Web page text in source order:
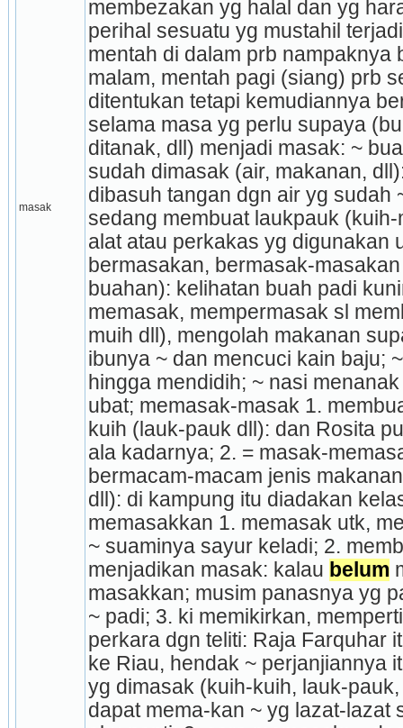
masak
membezakan yg halal dan yg
peri­hal sesuatu yg mustahil
mentah di dalam prb nampaknya
malam, mentah pagi (siang) prb
ditentu­kan tetapi kemudiannya
selama masa yg perlu supaya
ditanak, dll) menjadi masak: ~
sudah dimasak (air, makanan,
dibasuh tangan dgn air yg sudah
sedang membuat lauk­pauk
alat atau perkakas yg digunakan
bermasakan, bermasak-
buahan): kelihatan buah padi
memasak, mempermasak sl
muih dll), mengolah makanan
ibunya ~ dan mencuci kain baju;
hingga mendidih; ~ nasi
ubat; memasak-masak 1.
kuih (lauk-pauk dll): dan Rosita
ala kadarnya; 2. = masak-
bermacam-macam jenis
dll): di kampung itu diadakan
memasakkan 1. memasak utk,
~ suaminya sayur keladi; 2.
menjadikan ma­sak: kalau belum
masakkan; musim panasnya yg
~ padi; 3. ki memikirkan,
perkara dgn teliti: Raja Farquhar
ke Riau, hendak ~ perjanjiannya
yg dimasak (kuih-kuih, lauk-
dapat mema-kan ~ yg lazat-lazat